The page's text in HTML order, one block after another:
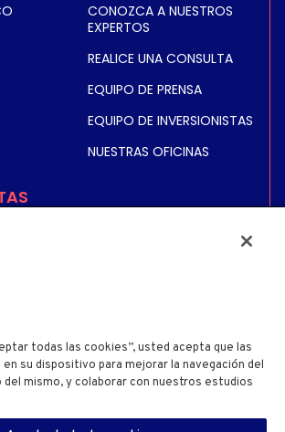
CONOZCA A NUESTROS
EXPERTOS
REALICE UNA CONSULTA
EQUIPO DE PRENSA
EQUIPO DE INVERSIONISTAS
NUESTRAS OFICINAS
POLÍTICA DE COOKIES
COOKIES
DE USO DEL SITIO WEB
todas las cookies”, usted acepta que las
su dispositivo para mejorar la navegación del
del mismo, y colaborar con nuestros estudios